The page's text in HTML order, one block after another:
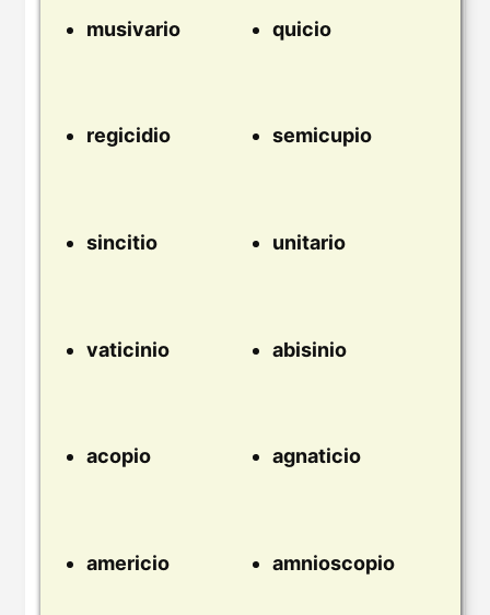
musivario quicio
regicidio semicupio
sincitio unitario
vaticinio abisinio
acopio agnaticio
americio amnioscopio